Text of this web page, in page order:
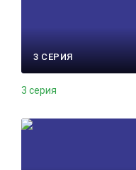
3 СЕРИЯ
3 серия